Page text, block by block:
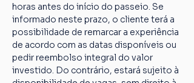
horas antes do início do passeio. Se
informado neste prazo, o cliente terá a
possibilidade de remarcar a experiência
de acordo com as datas disponíveis ou
pedir reembolso integral do valor
investido. Do contrário, estará sujeito à